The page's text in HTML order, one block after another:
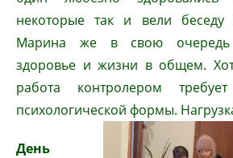
некоторые так и вели беседу
Марина же в свою очередь
здоровье и жизни в общем.
работа контролером
психологической формы.
День